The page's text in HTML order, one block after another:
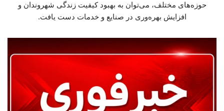
حوزه‌های مختلف، می‌توان به بهبود کیفیت زندگی شهروندان و
افزایش بهره‌وری در صنایع و خدمات دست یافت.